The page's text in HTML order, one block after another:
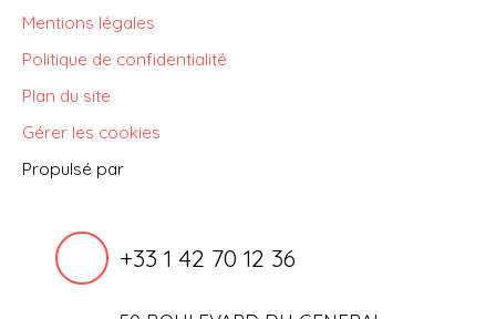
Mentions légales
Politique de confidentialité
Plan du site
Gérer les cookies
Propulsé par
+33 1 42 70 12 36